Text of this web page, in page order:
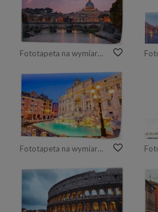
Fototapeta na wymiar Tiber rzeka i świętego Peter katedra w wieczór, Rzym, Włochy
Fototapeta na wymiar Rzym, Włochy - Fontanna di Trevi, obraz nocny